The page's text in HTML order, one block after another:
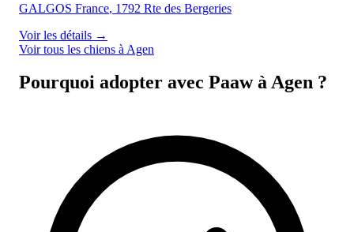
GALGOS France, 1792 Rte des Bergeries
Voir les détails →
Voir tous les chiens à Agen
Pourquoi adopter avec Paaw à Agen ?